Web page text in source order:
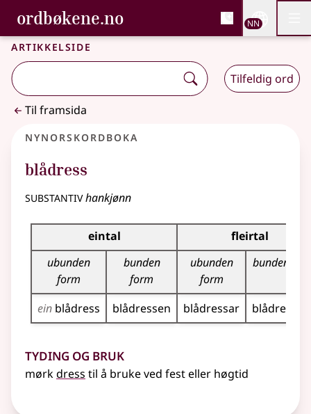
Gå til hovudinnhald
Tilgjenge
ordbøkene.no, Bokmålsordboka og
Bokmålsordboka og Nynorskordboka
NN
Artikkelside
Tilfeldig ord
Til framsida
Nynorskordboka
blådress
substantivhankjønn
Bøyningstabell for dette substantivet
eintal
fleirtal
ubunden
form
bunden
form
ubunden
form
bunden
ein blådress blådressen blådressar
Tyding og bruk
mørkdress til å bruke ved fest eller høgtid